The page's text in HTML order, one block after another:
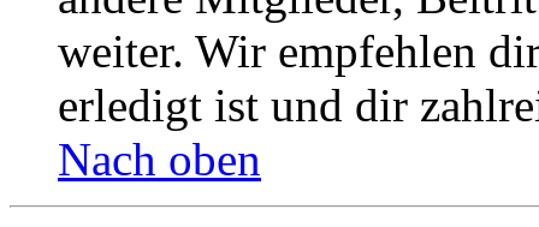
weiter. Wir empfehlen
erledigt ist und dir
Nach oben